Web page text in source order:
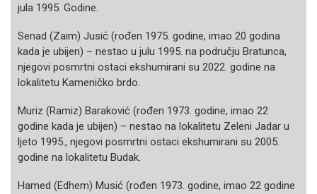
jula 1995. Godine.
Senad (Zaim) Jusić (rođen 1975. godine, imao 20 godina
kada je ubijen) – nestao u julu 1995. na području Bratunca,
njegovi posmrtni ostaci ekshumirani su 2022. godine na
lokalitetu Kameničko brdo.
Muriz (Ramiz) Baraković (rođen 1973. godine, imao 22
godine kada je ubijen) – nestao na lokalitetu Zeleni Jadar u
ljeto 1995., njegovi posmrtni ostaci ekshumirani su 2005.
godine na lokalitetu Budak.
Hamed (Edhem) Musić (rođen 1973. godine, imao 22 godine